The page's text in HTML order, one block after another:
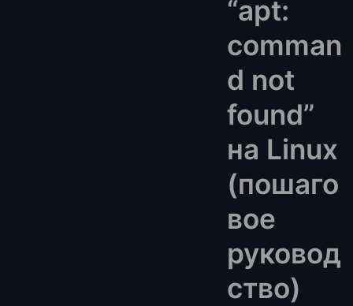
“apt:
comman
d not
found”
на Linux
(пошаго
вое
руковод
ство)